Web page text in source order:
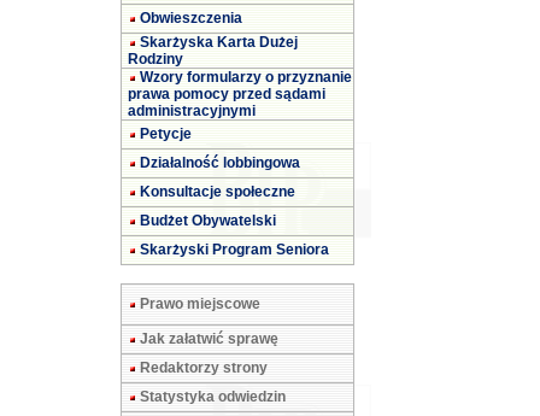
Obwieszczenia
Skarżyska Karta Dużej
Rodziny
Wzory formularzy o przyznanie
prawa pomocy przed sądami
administracyjnymi
Petycje
Działalność lobbingowa
Konsultacje społeczne
Budżet Obywatelski
Skarżyski Program Seniora
Prawo miejscowe
Jak załatwić sprawę
Redaktorzy strony
Statystyka odwiedzin